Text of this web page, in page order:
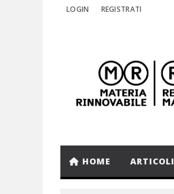
LOGIN REGISTRATI
HOME ARTICOLI